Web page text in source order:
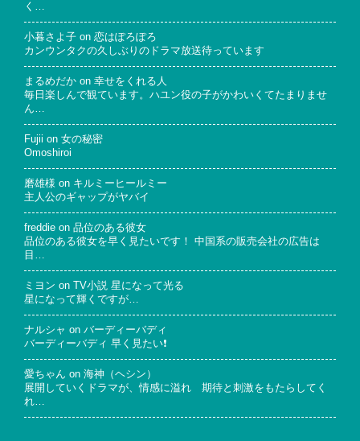
く…
小暮さよ子 on 恋はぽろぽろ
カンウンタクの久しぶりのドラマ放送待っています
まるめだか on 幸せをくれる人
毎日楽しんで観ています。ハユン役の子がかわいくてたまりませ
ん…
Fujii on 女の秘密
Omoshiroi
磨雄様 on キルミーヒールミー
主人公のギャップがヤバイ
freddie on 品位のある彼女
品位のある彼女を早く見たいです！ 中国系の販売会社の広告は
目…
ミヨン on
TV小説 星になって光る
星になって輝くですが…
ナルシャ on バーディーバディ
バーディーバディ 早く見たい❗
愛ちゃん on 海神（ヘシン）
展開していくドラマが、情感に溢れ 期待と刺激をもたらしてく
れ…